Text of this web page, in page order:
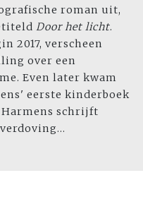
roman uit,
Door het licht.
2017, verscheen
over een
Even later kwam
eerste kinderboek
Harmens schrijft